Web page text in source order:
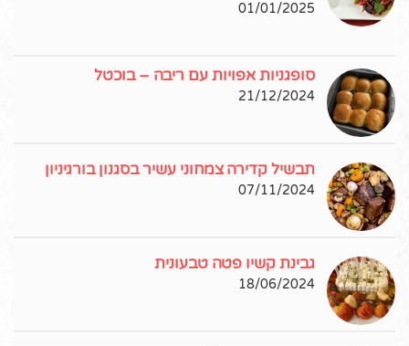
01/01/2025
סופגניות אפויות עם ריבה – בוכטל
21/12/2024
תבשיל קדירה צמחוני עשיר בסגנון בורגיניון
07/11/2024
גבינת קשיו פטה טבעונית
18/06/2024